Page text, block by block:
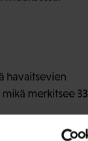
havaitsevien
merkitsee 33